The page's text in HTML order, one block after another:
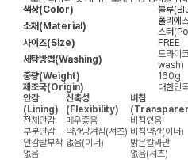
색상(Color)
블루
소재(Material)
폴리에
스터
사이즈(Size)
FREE
세탁방법(Washing)
드라이
wash)
중량(Weight)
160g
제조국(Origin)
대한민
안감
(Lining)
신축성
(Flexibility)
비침
전체안감
매우좋음 비침있음
부분안감
약간당겨짐(셔츠) 비침약간(이너)
안감탈부착 없음(이너) 밝은칼라만
없음
없음(셔츠)